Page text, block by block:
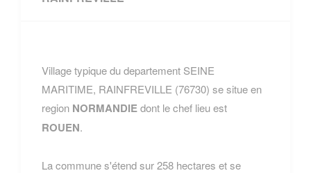
Village typique du departement SEINE
MARITIME, RAINFREVILLE (76730) se situe en
region NORMANDIEdont le chef lieu est
ROUEN.
La commune s'étend sur 258 hectares et se